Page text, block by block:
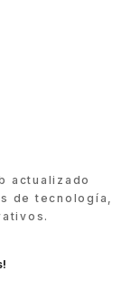
actualizado
de tecnología,